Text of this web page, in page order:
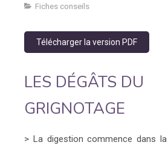
Fiches conseils
Télécharger la version PDF
LES DÉGÂTS DU
GRIGNOTAGE
> La digestion commence dans